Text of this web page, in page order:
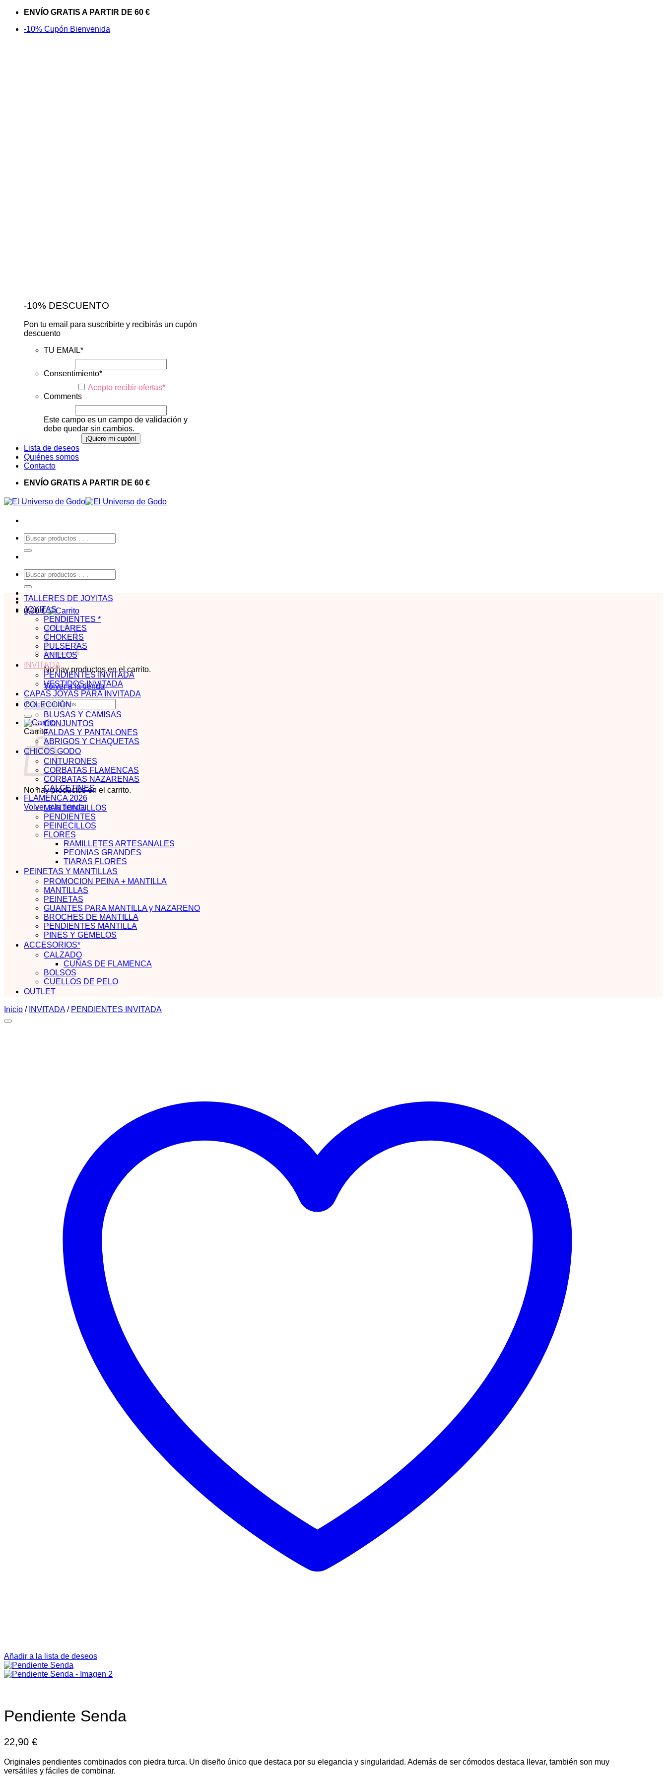
Saltar
contenido
ENVÍO GRATIS A PARTIR DE 60 €
-10% Cupón Bienvenida
-10% DESCUENTO
Pon tu email para suscribirte y recibirás un cupón
descuento
TU EMAIL*
Consentimiento*
Acepto recibir ofertas*
Comments
Este campo es un campo de validación y
debe quedar sin cambios.
Lista de deseos
Quiénes somos
Contacto
ENVÍO GRATIS A PARTIR DE 60 €
Buscar
por:
Buscar
por:
0,00€
No hay productos en el carrito.
Volver a la tienda
Buscar
por:
Carrito
No hay productos en el carrito.
Volver a la tienda
TALLERES DE JOYITAS
JOYITAS
PENDIENTES *
COLLARES
CHOKERS
PULSERAS
ANILLOS
INVITADA
PENDIENTES INVITADA
VESTIDOS INVITADA
CAPAS JOYAS PARA INVITADA
COLECCIÓN
BLUSAS Y CAMISAS
CONJUNTOS
FALDAS Y PANTALONES
ABRIGOS Y CHAQUETAS
CHICOS GODO
CINTURONES
CORBATAS FLAMENCAS
CORBATAS NAZARENAS
CALCETINES
FLAMENCA 2026
MANTONCILLOS
PENDIENTES
PEINECILLOS
FLORES
RAMILLETES ARTESANALES
PEONIAS GRANDES
TIARAS FLORES
PEINETAS Y MANTILLAS
PROMOCION PEINA + MANTILLA
MANTILLAS
PEINETAS
GUANTES PARA MANTILLA y NAZARENO
BROCHES DE MANTILLA
PENDIENTES MANTILLA
PINES Y GEMELOS
ACCESORIOS*
CALZADO
CUÑAS DE FLAMENCA
BOLSOS
CUELLOS DE PELO
OUTLET
Inicio / INVITADA / PENDIENTES INVITADA
Añadir a la lista de deseos
Pendiente Senda
22,90 €
Originales pendientes combinados con piedra turca. Un diseño único que destaca por su elegancia y singularidad. Además de ser cómodos destaca llevar, también son muy
versátiles y fáciles de combinar.